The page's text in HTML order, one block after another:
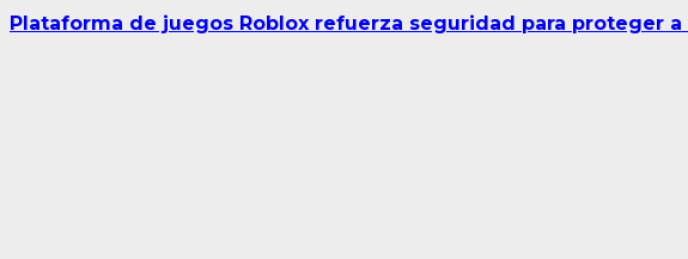
Plataforma de juegos Roblox refuerza seguridad para proteger a